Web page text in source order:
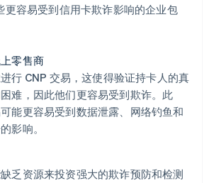
更容易受到信用卡欺诈影响的企业包
零售商
行 CNP 交易，这使得验证持卡人的真
难，因此他们更容易受到欺诈。此
能更容易受到数据泄露、网络钓鱼和
影响。
乏资源来投资强大的欺诈预防和检测